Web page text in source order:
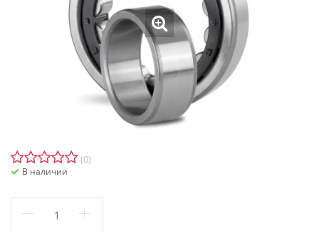
(0)
В наличии